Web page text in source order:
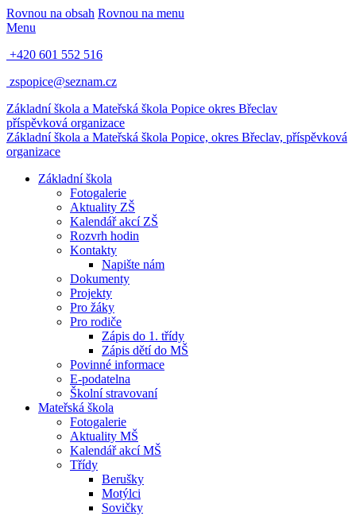
Rovnou na obsah Rovnou na menu
Menu
+420 601 552 516
zspopice@seznam.cz
Základní škola a Mateřská škola Popice okres Břeclav
příspěvková organizace
Základní škola a Mateřská škola Popice, okres Břeclav, příspěvková
organizace
Základní škola
Fotogalerie
Aktuality ZŠ
Kalendář akcí ZŠ
Rozvrh hodin
Kontakty
Napište nám
Dokumenty
Projekty
Pro žáky
Pro rodiče
Zápis do 1. třídy
Zápis dětí do MŠ
Povinné informace
E-podatelna
Školní stravovaní
Mateřská škola
Fotogalerie
Aktuality MŠ
Kalendář akcí MŠ
Třídy
Berušky
Motýlci
Sovičky